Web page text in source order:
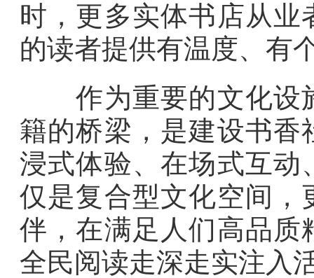
时，更多实体书店从
的读者提供有温度、有
作为重要的文化设
籍的桥梁，是建设书香
浸式体验、在场式互动
仅是复合型文化空间，
伴，在满足人们高品质
全民阅读走深走实注入